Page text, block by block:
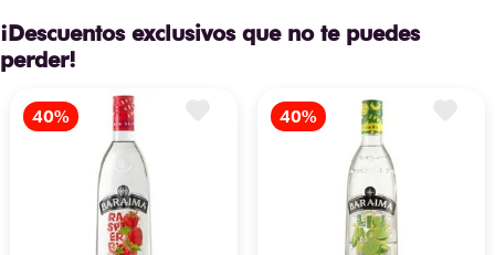
¡Descuentos exclusivos que no te puedes
perder!